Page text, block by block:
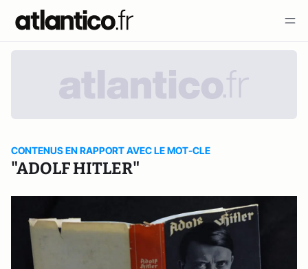
CONTENUS EN RAPPORT AVEC LE MOT-CLE
"ADOLF HITLER"